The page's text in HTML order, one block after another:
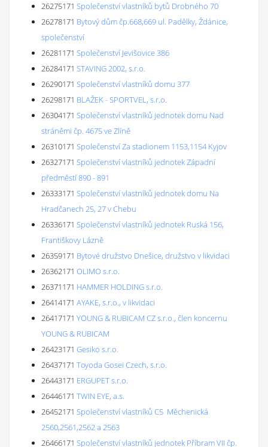
26275171 Společenství vlastníků bytů Drobného 70
26278171 Bytový dům čp.668,669 ul. Padělky, Ždánice,
společenství
26281171 Společenství Jevišovice 386
26284171 STAVING 2002, s.r.o.
26290171 Společenství vlastníků domu 377
26298171 BLAŽEK - SPORTVEL, s.r.o.
26304171 Společenství vlastníků jednotek domu Nad
stráněmi čp. 4675 ve Zlíně
26310171 Společenství Za stadionem 1153,1154 Kyjov
26327171 Společenství vlastníků jednotek Západní
předměstí 890 - 891
26333171 Společenství vlastníků jednotek domu Na
Hradčanech 25, 27 v Chebu
26336171 Společenství vlastníků jednotek Ruská 156,
Františkovy Lázně
26359171 Bytové družstvo Dnešice, družstvo v likvidaci
26362171 OLIMO s.r.o.
26371171 HAMMER HOLDING s.r.o.
26414171 AYAKE, s.r.o., v likvidaci
26417171 YOUNG & RUBICAM CZ s.r.o., člen koncernu
YOUNG & RUBICAM
26423171 Gesiko s.r.o.
26437171 Toyoda Gosei Czech, s.r.o.
26443171 ERGUPET s.r.o.
26446171 TWIN EYE, a.s.
26452171 Společenství vlastníků C5 Měchenická
2560,2561,2562 a 2563
26466171 Společenství vlastníků jednotek Příbram VII čp.